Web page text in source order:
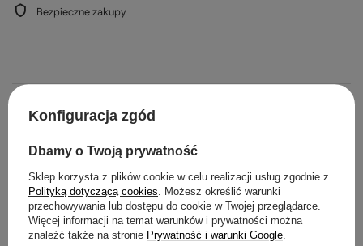
Bezpieczne zakupy
Szczegółowe dane
Gwarancja
Opinie (0)
Konfiguracja zgód
Dbamy o Twoją prywatność
Sklep korzysta z plików cookie w celu realizacji usług zgodnie z
Polityką dotyczącą cookies . Możesz określić warunki
przechowywania lub dostępu do cookie w Twojej przeglądarce.
Więcej informacji na temat warunków i prywatności można
znaleźć także na stronie Prywatność i warunki Google